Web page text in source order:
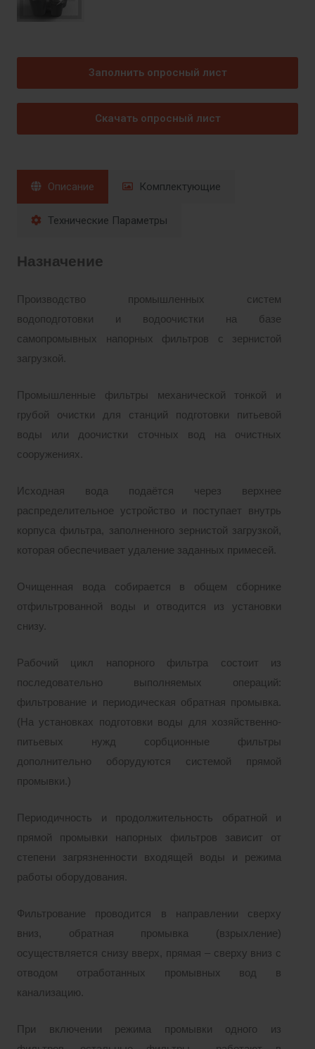
Заполнить опросный лист
Скачать опросный лист
Описание Комплектующие
Технические Параметры
Назначение
Производство промышленных систем
водоподготовки и водоочистки на базе
самопромывных напорных фильтров с зернистой
загрузкой.
Промышленные фильтры механической тонкой и
грубой очистки для станций подготовки питьевой
воды или доочистки сточных вод на очистных
сооружениях.
Исходная вода подаётся через верхнее
распределительное устройство и поступает внутрь
корпуса фильтра, заполненного зернистой загрузкой,
которая обеспечивает удаление заданных примесей.
Очищенная вода собирается в общем сборнике
отфильтрованной воды и отводится из установки
снизу.
Рабочий цикл напорного фильтра состоит из
последовательно выполняемых операций:
фильтрование и периодическая обратная промывка.
(На установках подготовки воды для хозяйственно-
питьевых нужд сорбционные фильтры
дополнительно оборудуются системой прямой
промывки.)
Периодичность и продолжительность обратной и
прямой промывки напорных фильтров зависит от
степени загрязненности входящей воды и режима
работы оборудования.
Фильтрование проводится в направлении сверху
вниз, обратная промывка (взрыхление)
осуществляется снизу вверх, прямая – сверху вниз с
отводом отработанных промывных вод в
канализацию.
При включении режима промывки одного из